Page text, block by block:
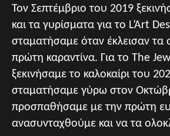
Τον Σεπτέμβριο του 2019
και τα γυρίσματα για το L’Art
σταματήσαμε όταν έκλεισαν τα
πρώτη καραντίνα. Για το The
ξεκινήσαμε το καλοκαίρι του
σταματήσαμε γύρω στον
προσπαθήσαμε με την πρώτη
ανασυνταχθούμε και να τα